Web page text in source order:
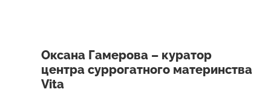
Оксана Гамерова – куратор
центра суррогатного материнства
Vita